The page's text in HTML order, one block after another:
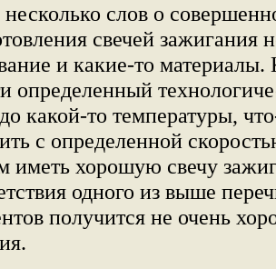
несколько слов о
свечей зажигания
и какие-то
определенный
какой-то температуры,
с определенной
иметь хорошую свечу
одного из выше
получится не очень